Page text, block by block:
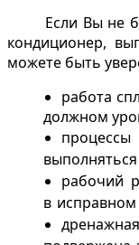
Если Вы не
кондиционер,
можете быть
работа
должном
рабочий
в исправном